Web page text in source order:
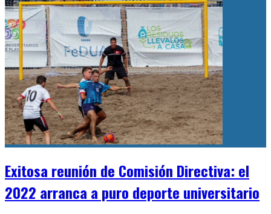
Exitosa reunión de Comisión Directiva: el
2022 arranca a puro deporte universitario